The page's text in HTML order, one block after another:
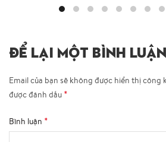
ĐỂ LẠI MỘT BÌNH LUẬN
Email của bạn sẽ không được hiển thị công
được đánh dấu *
Bình luận *